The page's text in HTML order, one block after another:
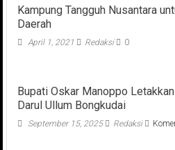
Kampung Tangguh Nusantara
Daerah
April 1, 2021 Redaksi 0
Bupati Oskar Manoppo
Darul Ullum Bongkudai
September 15, 2025 Redaksi